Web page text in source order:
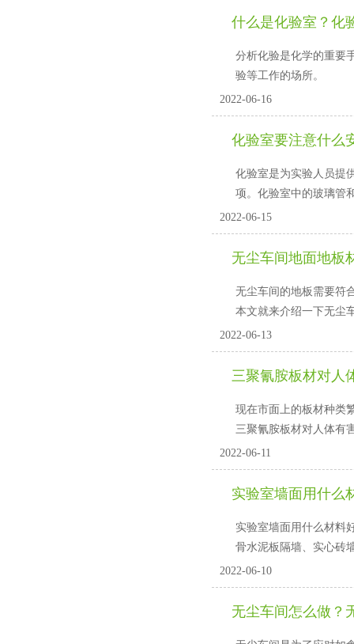
什么是化验室？
分析化验是化学的重要手
验等工作的场所。
2022-06-16
化验室要注意什么
化验室是为实验人员提供
项。化验室中的玻璃管和
2022-06-15
无尘车间地面地板
无尘车间的地板需要符合耐
本文就来介绍一下无尘车
2022-06-13
三聚氰胺板材对人
现在市面上的板材种类繁
三聚氰胺板材对人体有
2022-06-11
实验室墙面用什么
实验室墙面用什么材料好
骨水泥板隔墙、实心砖
2022-06-10
无尘车间怎么做